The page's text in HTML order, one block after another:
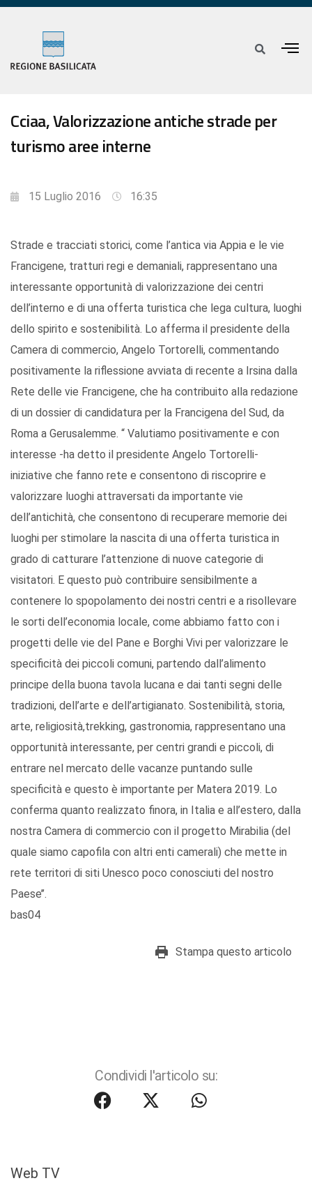
Cciaa, Valorizzazione antiche strade per
turismo aree interne
15 Luglio 2016 16:35
Strade e tracciati storici, come l’antica via Appia e le vie
Francigene, tratturi regi e demaniali, rappresentano una
interessante opportunità di valorizzazione dei centri
dell’interno e di una offerta turistica che lega cultura, luoghi
dello spirito e sostenibilità. Lo afferma il presidente della
Camera di commercio, Angelo Tortorelli, commentando
positivamente la riflessione avviata di recente a Irsina dalla
Rete delle vie Francigene, che ha contribuito alla redazione
di un dossier di candidatura per la Francigena del Sud, da
Roma a Gerusalemme. “ Valutiamo positivamente e con
interesse -ha detto il presidente Angelo Tortorelli-
iniziative che fanno rete e consentono di riscoprire e
valorizzare luoghi attraversati da importante vie
dell’antichità, che consentono di recuperare memorie dei
luoghi per stimolare la nascita di una offerta turistica in
grado di catturare l’attenzione di nuove categorie di
visitatori. E questo può contribuire sensibilmente a
contenere lo spopolamento dei nostri centri e a risollevare
le sorti dell’economia locale, come abbiamo fatto con i
progetti delle vie del Pane e Borghi Vivi per valorizzare le
specificità dei piccoli comuni, partendo dall’alimento
principe della buona tavola lucana e dai tanti segni delle
tradizioni, dell’arte e dell’artigianato. Sostenibilità, storia,
arte, religiosità,trekking, gastronomia, rappresentano una
opportunità interessante, per centri grandi e piccoli, di
entrare nel mercato delle vacanze puntando sulle
specificità e questo è importante per Matera 2019. Lo
conferma quanto realizzato finora, in Italia e all’estero, dalla
nostra Camera di commercio con il progetto Mirabilia (del
quale siamo capofila con altri enti camerali) che mette in
rete territori di siti Unesco poco conosciuti del nostro
Paese’’.
bas04
Stampa questo articolo
Condividi l'articolo su:
Web TV